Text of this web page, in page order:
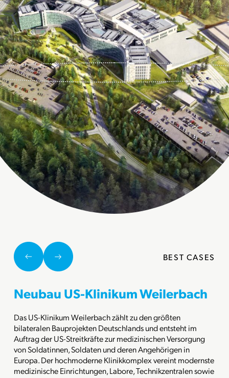
BEST CASES
Neubau US-Klinikum Weilerbach
Das US-Klinikum Weilerbach zählt zu den größten
bilateralen Bauprojekten Deutschlands und entsteht im
Auftrag der US-Streitkräfte zur medizinischen Versorgung
von Soldatinnen, Soldaten und deren Angehörigen in
Europa. Der hochmoderne Klinikkomplex vereint modernste
medizinische Einrichtungen, Labore, Technikzentralen sowie